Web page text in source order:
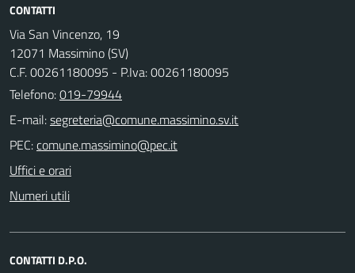
CONTATTI
Via San Vincenzo, 19
12071 Massimino (SV)
C.F. 00261180095 - P.Iva: 00261180095
Telefono:019-79944
E-mail:
PEC:
Uffici e orari
Numeri utili
CONTATTI D.P.O.